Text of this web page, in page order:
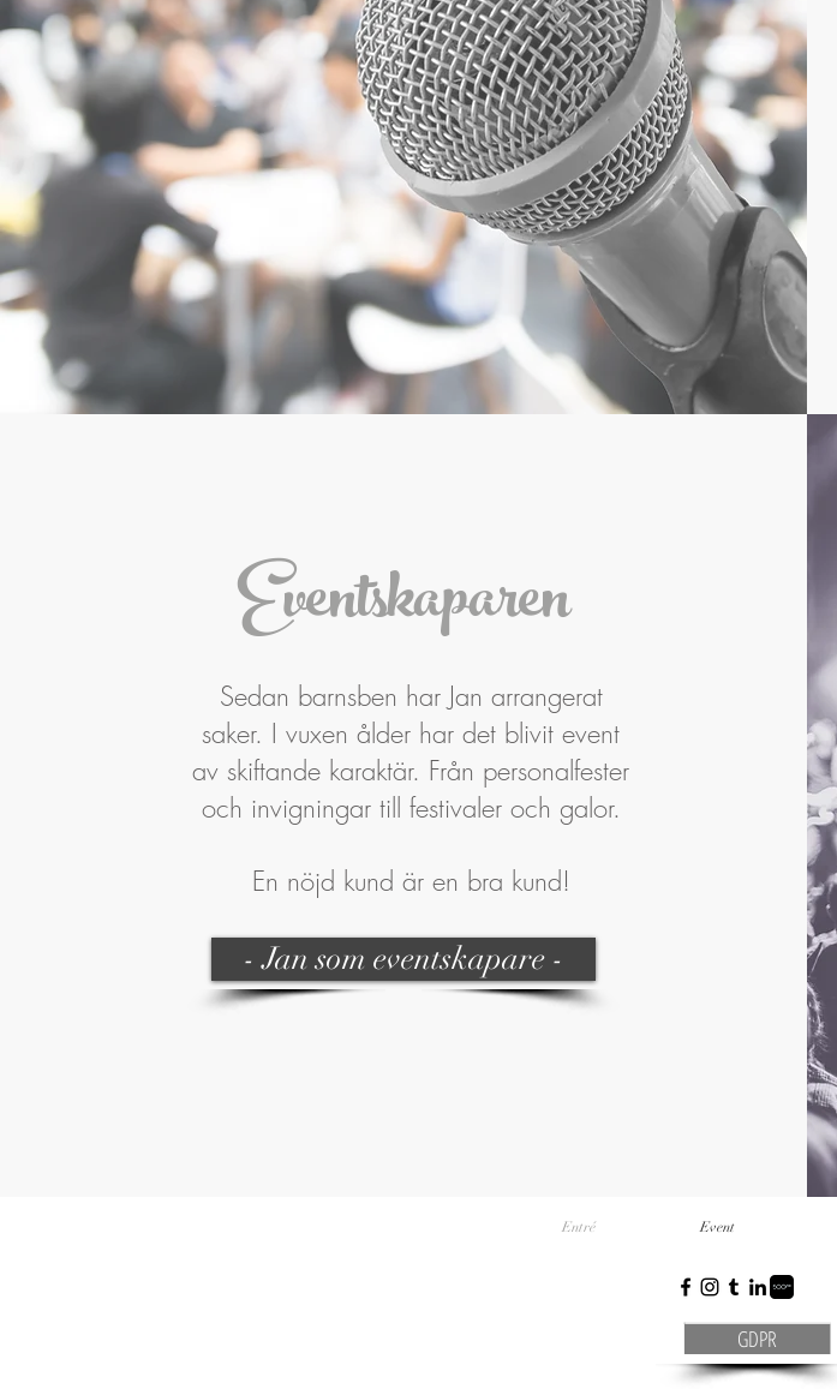
Eventskaparen
Sedan barnsben har Jan arrangerat
saker. I vuxen ålder har det blivit event
av skiftande karaktär. Från personalfester
och invigningar till festivaler och galor.
En nöjd kund är en bra kund!
- Jan som eventskapare -
Entré Event
GDPR